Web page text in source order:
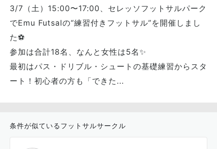
3/7（土）15:00〜17:00、セレッソフットサルパーク
でEmu Futsalの“練習付きフットサル”を開催しまし
た⚽️
参加は合計18名、なんと女性は5名✨
最初はパス・ドリブル・シュートの基礎練習からスタ
ート！初心者の方も「できた...
条件が似ているフットサルサークル